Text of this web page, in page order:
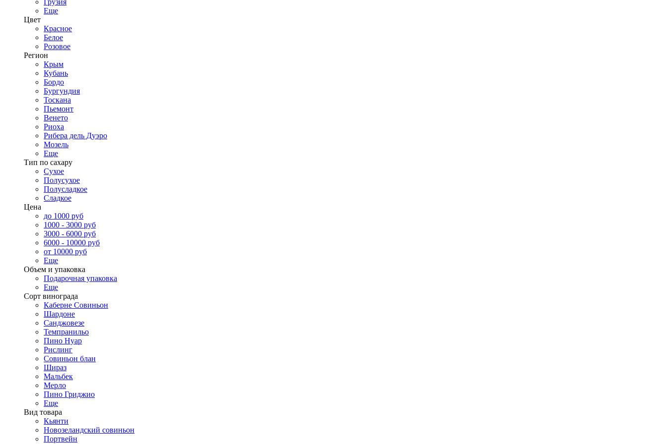
Грузия
Еще
Цвет
Красное
Белое
Розовое
Регион
Крым
Кубань
Бордо
Бургундия
Тоскана
Пьемонт
Венето
Риоха
Рибера дель Дуэро
Мозель
Еще
Тип по сахару
Сухое
Полусухое
Полусладкое
Сладкое
Цена
до 1000 руб
1000 - 3000 руб
3000 - 6000 руб
6000 - 10000 руб
от 10000 руб
Еще
Объем и упаковка
Подарочная упаковка
Еще
Сорт винограда
Каберне Совиньон
Шардоне
Санджовезе
Темпранильо
Пино Нуар
Рислинг
Совиньон блан
Шираз
Мальбек
Мерло
Пино Гриджио
Еще
Вид товара
Кьянти
Новозеландский совиньон
Портвейн